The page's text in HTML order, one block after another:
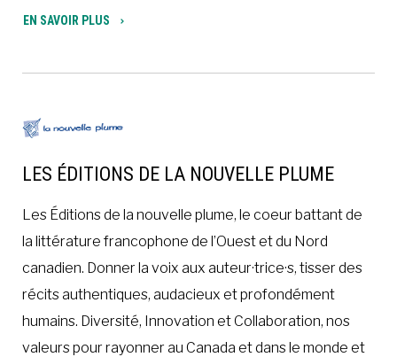
EN SAVOIR PLUS
LES ÉDITIONS DE LA NOUVELLE PLUME
Les Éditions de la nouvelle plume, le coeur battant de
la littérature francophone de l’Ouest et du Nord
canadien. Donner la voix aux auteur·trice·s, tisser des
récits authentiques, audacieux et profondément
humains. Diversité, Innovation et Collaboration, nos
valeurs pour rayonner au Canada et dans le monde et